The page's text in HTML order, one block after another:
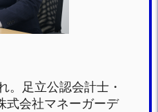
。足立公認会計士・
式会社マネーガーデ